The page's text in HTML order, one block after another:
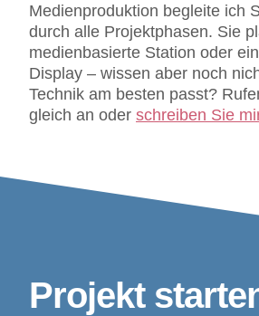
Medienproduktion begleite ich
durch alle Projektphasen. Sie
medienbasierte Station oder
Display – wissen aber noch
Technik am besten passt?
gleich an oder schreiben Sie
Projekt